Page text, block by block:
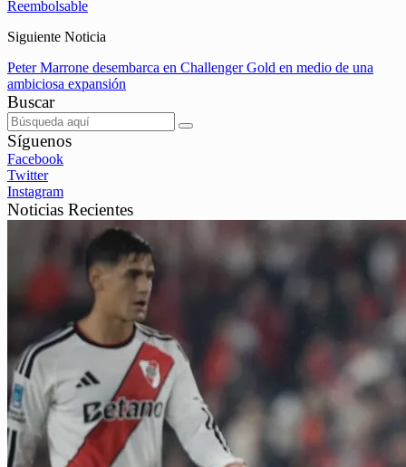
Reembolsable
Siguiente Noticia
Peter Marrone desembarca en Challenger Gold en medio de una
ambiciosa expansión
Buscar
Síguenos
Facebook
Twitter
Instagram
Noticias Recientes